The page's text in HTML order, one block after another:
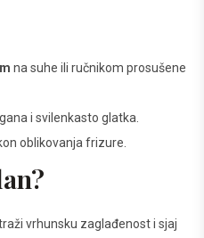
na suhe ili ručnikom prosušene
i svilenkasto glatka.
oblikovanja frizure.
vrhunsku zaglađenost i sjaj